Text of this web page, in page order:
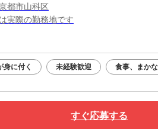
都市山科区
実際の勤務地です
・電話面接・対面面接から、ご希望の
身に付く 未経験歓迎 食事、まか
すぐ応募する